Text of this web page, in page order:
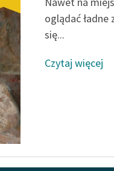
oglądać ładne
się...
Czytaj więcej